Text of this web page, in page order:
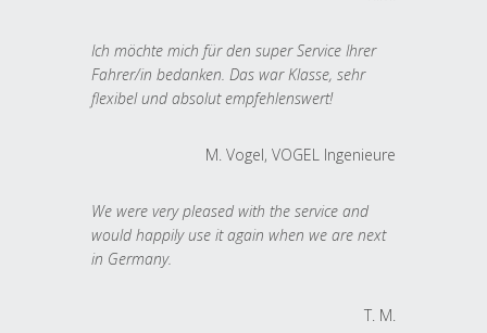
Ich möchte mich für den super Service Ihrer
Fahrer/in bedanken. Das war Klasse, sehr
flexibel und absolut empfehlenswert!
M. Vogel, VOGEL Ingenieure
We were very pleased with the service and
would happily use it again when we are next
in Germany.
T. M.